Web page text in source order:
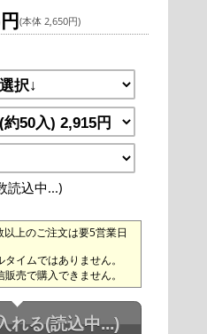
(本体 2,650円)
読込中...)
上のご注文は要5営業日
イムではありません。
売で購入できません。
れる(読込中...)